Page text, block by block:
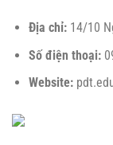
Địa chỉ:14/10
Số điện thoại:
Website: